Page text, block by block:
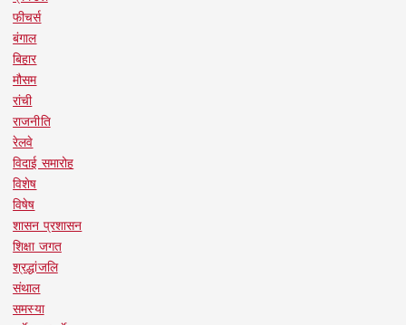
फीचर्स
बंगाल
बिहार
मौसम
रांची
राजनीति
रेलवे
विदाई समारोह
विशेष
विषेष
शासन प्रशासन
शिक्षा जगत
श्रद्धांजलि
संथाल
समस्या